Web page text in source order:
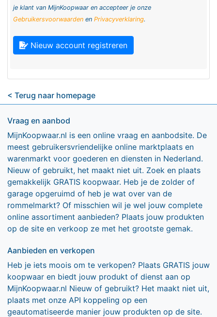
je klant van MijnKoopwaar en accepteer je onze
Gebruikersvoorwaarden en Privacyverklaring.
Nieuw account registreren
< Terug naar homepage
Vraag en aanbod
MijnKoopwaar.nl is een online vraag en aanbodsite. De
meest gebruikersvriendelijke online marktplaats en
warenmarkt voor goederen en diensten in Nederland.
Nieuw of gebruikt, het maakt niet uit. Zoek en plaats
gemakkelijk GRATIS koopwaar. Heb je de zolder of
garage opgeruimd of heb je wat over van de
rommelmarkt? Of misschien wil je wel jouw complete
online assortiment aanbieden? Plaats jouw produkten
op de site en verkoop ze met het grootste gemak.
Aanbieden en verkopen
Heb je iets moois om te verkopen? Plaats GRATIS jouw
koopwaar en biedt jouw produkt of dienst aan op
MijnKoopwaar.nl Nieuw of gebruikt? Het maakt niet uit,
plaats met onze API koppeling op een
geautomatiseerde manier jouw produkten op de site.